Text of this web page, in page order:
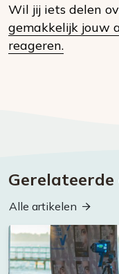
Wil jij iets delen
gemakkelijk jouw
reageren.
Alle artikelen